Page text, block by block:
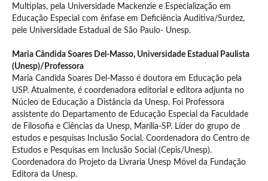
Multiplas, pela Universidade Mackenzie e Especialização em
Educação Especial com ênfase em Deficiência Auditiva/Surdez,
pele Universidade Estadual de São Paulo- Unesp.
Maria Cândida Soares Del-Masso, Universidade Estadual Paulista
(Unesp)/Professora
Maria Candida Soares Del-Masso é doutora em Educação pela
USP. Atualmente, é coordenadora editorial e editora adjunta no
Núcleo de Educação a Distância da Unesp. Foi Professora
assistente do Departamento de Educação Especial da Faculdade
de Filosofia e Ciências da Unesp, Marília-SP. Líder do grupo de
estudos e pesquisas Inclusão Social. Coordenadora do Centro de
Estudos e Pesquisas em Inclusão Social (Cepis/Unesp).
Coordenadora do Projeto da Livraria Unesp Móvel da Fundação
Editora da Unesp.